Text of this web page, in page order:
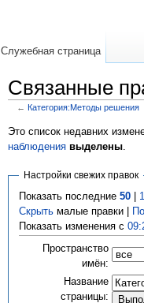
Связанные
← Категория:Методы решения
Это список недавних
наблюдения выделены
Настройки свежих правок
Показать последние 50|
Скрытьмалые правки |
Показать изменения с
Пространство
имён:
Название
страницы:
Служебная страница